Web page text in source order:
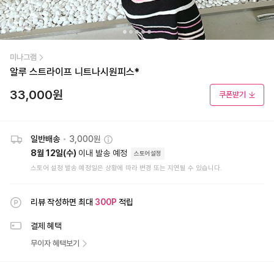
미나그램
알루 스트라이프 니트나시원피스*
33,000원 쿠폰받기
일반배송 • 3,000원
8월 12일(수) 이내 발송 예정 스토어설정
스토어 설정 발송 예정일은 상황에 따라 변경 또는 지연될 수 있습니다.
리뷰 작성하면 최대 300P 적립
결제 혜택
무이자 혜택보기